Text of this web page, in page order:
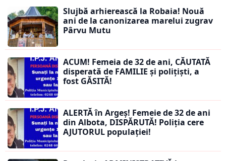
Slujbă arhierească la Robaia! Nouă
ani de la canonizarea marelui zugrav
Pârvu Mutu
ACUM! Femeia de 32 de ani, CĂUTATĂ
disperată de FAMILIE și polițiști, a
fost GĂSITĂ!
ALERTĂ în Argeș! Femeie de 32 de ani
din Albota, DISPĂRUTĂ! Poliția cere
AJUTORUL populației!